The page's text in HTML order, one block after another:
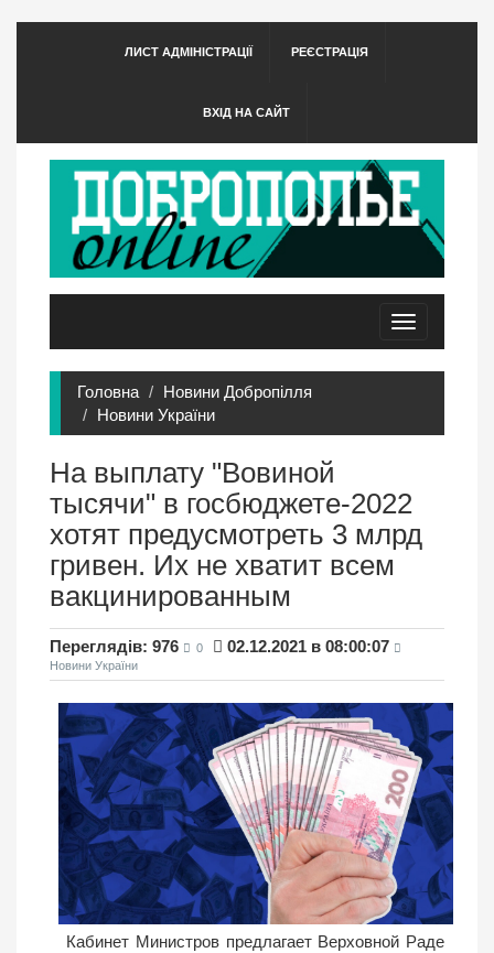
ЛИСТ АДМІНІСТРАЦІЇ РЕЄСТРАЦІЯ
ВХІД НА САЙТ
Toggle
navigation
Головна
Новини Добропілля
Новини України
На выплату "Вовиной
тысячи" в госбюджете-2022
хотят предусмотреть 3 млрд
гривен. Их не хватит всем
вакцинированным
Переглядів: 976 0 02.12.2021 в 08:00:07
Новини України
Кабинет Министров предлагает Верховной Раде